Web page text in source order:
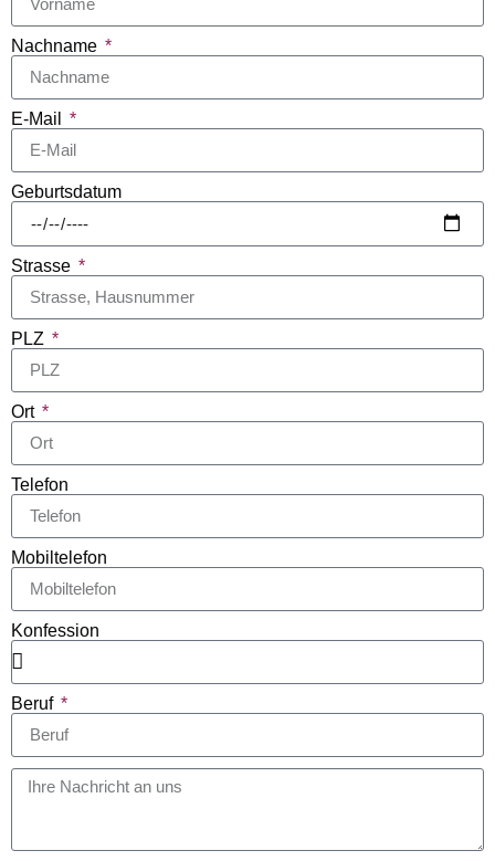
Nachname
E-Mail
Geburtsdatum
Strasse
PLZ
Ort
Telefon
Mobiltelefon
Konfession
Beruf